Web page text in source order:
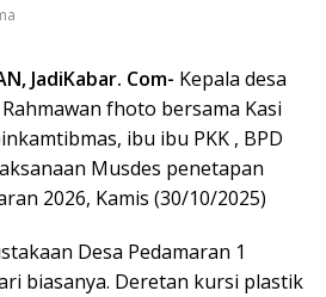
JadiKabar. Com- Kepala desa
fhoto bersama Kasi
ibu ibu PKK , BPD
Musdes penetapan
2026, Kamis (30/10/2025)
Desa Pedamaran 1
biasanya. Deretan kursi plastik